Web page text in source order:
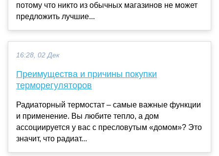
потому что никто из обычных магазинов не может
предложить лучшие...
16:28, 02 Дек
Преимущества и причины покупки
терморегуляторов
Радиаторный термостат – самые важные функции
и применение. Вы любите тепло, а дом
ассоциируется у вас с пресловутым «домом»? Это
значит, что радиат...